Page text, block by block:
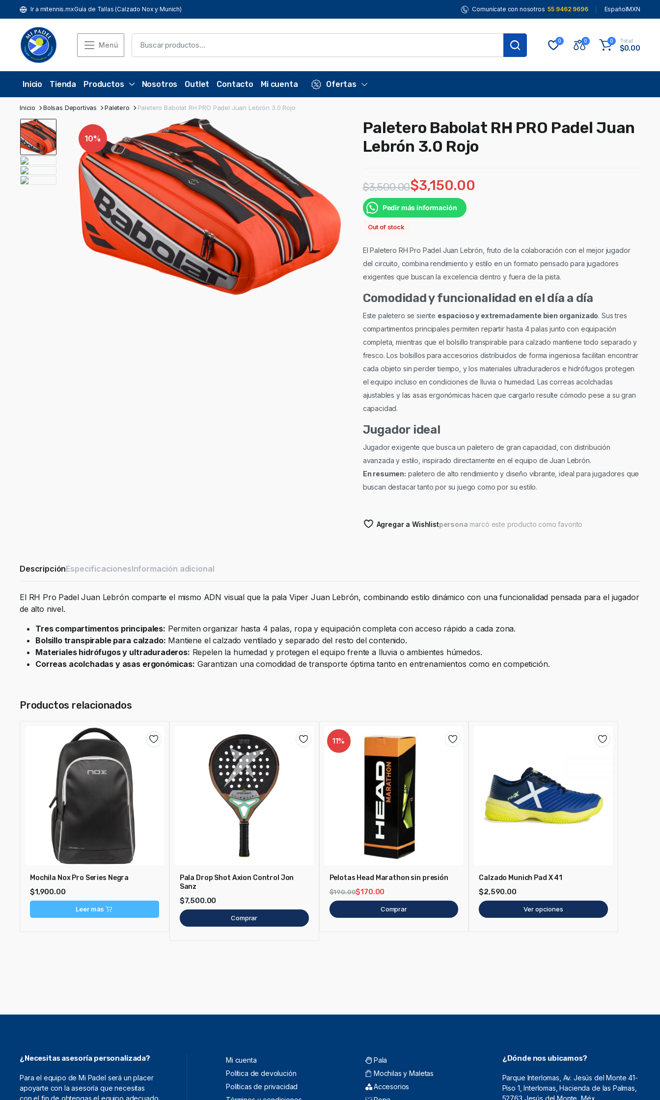
Ir a mitennis.mxGuía de Tallas (Calzado Nox y Munich) Comunícate con nosotros 55 9462 9696 EspañolMXN
Menú 0 0 0 Total
$0.00
Inicio Tienda Productos Nosotros Outlet Contacto Mi cuenta Ofertas
Inicio Bolsas Deportivas Paletero Paletero Babolat RH PRO Padel Juan Lebrón 3.0 Rojo
10%
Paletero Babolat RH PRO Padel Juan
Lebrón 3.0 Rojo
$3,500.00$3,150.00
Pedir más información
Out of stock
El Paletero RH Pro Padel Juan Lebrón, fruto de la colaboración con el mejor jugador
del circuito, combina rendimiento y estilo en un formato pensado para jugadores
exigentes que buscan la excelencia dentro y fuera de la pista.
Comodidad y funcionalidad en el día a día
Este paletero se siente espacioso y extremadamente bien organizado. Sus tres
compartimentos principales permiten repartir hasta 4 palas junto con equipación
completa, mientras que el bolsillo transpirable para calzado mantiene todo separado y
fresco. Los bolsillos para accesorios distribuidos de forma ingeniosa facilitan encontrar
cada objeto sin perder tiempo, y los materiales ultraduraderos e hidrófugos protegen
el equipo incluso en condiciones de lluvia o humedad. Las correas acolchadas
ajustables y las asas ergonómicas hacen que cargarlo resulte cómodo pese a su gran
capacidad.
Jugador ideal
Jugador exigente que busca un paletero de gran capacidad, con distribución
avanzada y estilo, inspirado directamente en el equipo de Juan Lebrón.
En resumen: paletero de alto rendimiento y diseño vibrante, ideal para jugadores que
buscan destacar tanto por su juego como por su estilo.
Agregar a Wishlistpersona marcó este producto como favorito
DescripciónEspecificacionesInformación adicional
El RH Pro Padel Juan Lebrón comparte el mismo ADN visual que la pala Viper Juan Lebrón, combinando estilo dinámico con una funcionalidad pensada para el jugador
de alto nivel.
Tres compartimentos principales: Permiten organizar hasta 4 palas, ropa y equipación completa con acceso rápido a cada zona.
Bolsillo transpirable para calzado: Mantiene el calzado ventilado y separado del resto del contenido.
Materiales hidrófugos y ultraduraderos: Repelen la humedad y protegen el equipo frente a lluvia o ambientes húmedos.
Correas acolchadas y asas ergonómicas: Garantizan una comodidad de transporte óptima tanto en entrenamientos como en competición.
Productos relacionados
Mochila Nox Pro Series Negra
$1,900.00
Leer más
Pala Drop Shot Axion Control Jon
Sanz
$7,500.00
Comprar
11%
Pelotas Head Marathon sin presión
$190.00$170.00
Comprar
Calzado Munich Pad X 41
$2,590.00
Ver opciones
¿Necesitas asesoría personalizada?
Para el equipo de Mi Padel será un placer
apoyarte con la asesoría que necesitas
con el fin de obtengas el equipo adecuado
Mi cuenta
Política de devolución
Políticas de privacidad
Pala
Mochilas y Maletas
Accesorios
¿Dónde nos ubicamos?
Parque Interlomas, Av. Jesús del Monte 41-
Piso 1, Interlomas, Hacienda de las Palmas,
52763 Jesús del Monte, Méx.